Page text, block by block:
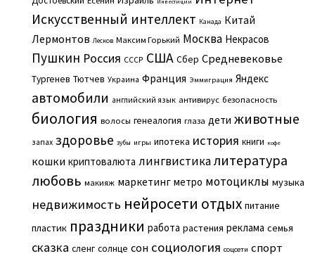
Искусственный интеллект Канада Китай
Лермонтов Лесков Максим Горький Москва Некрасов
Пушкин Россия СССР США Сбер Средневековье
Тургенев Тютчев Украина Франция Эммиграция Яндекс
автомобили английский язык антивирус безопасность
биология волосы генеалогия глаза дети животные
запах здоровье зубы игры ипотека история книги кофе
кошки криптовалюта лингвистикалитература
любовь макияж маркетинг метро мотоциклы музыка
недвижимость нейросети отдых питание
пластик праздники работа растения реклама семья
сказка сленг солнце сон социология соцсети спорт